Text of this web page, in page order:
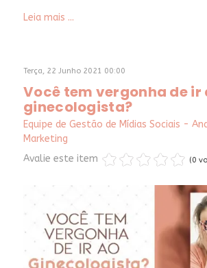
Leia mais ...
Terça, 22 Junho 2021 00:00
Você tem vergonha de ir
ginecologista?
Equipe de Gestão de Mídias Sociais -
Marketing
Avalie este item
(0